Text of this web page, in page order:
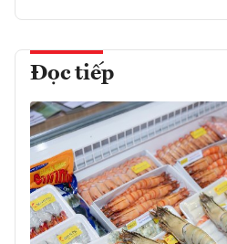
Đọc tiếp